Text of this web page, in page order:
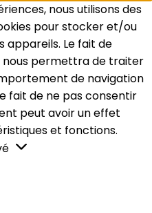
nous utilisons des
pour stocker et/ou
appareils. Le fait de
nous permettra de traiter
de navigation
fait de ne pas consentir
peut avoir un effet
et fonctions.